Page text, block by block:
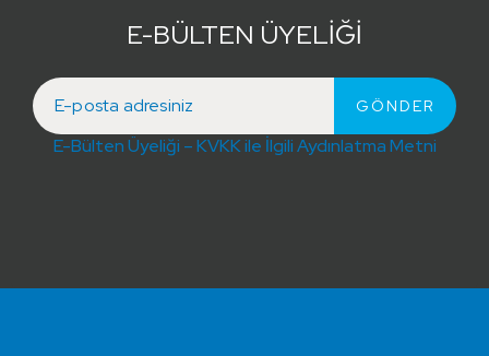
E-BÜLTEN ÜYELİĞİ
E-Bülten Üyeliği – KVKK ile İlgili Aydınlatma Metni